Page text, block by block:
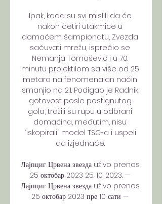
Ipak, kada su svi mislili da će
nakon četiri utakmice u
domaćem šampionatu, Zvezda
sačuvati mrežu, isprečio se
Nemanja Tomašević i u 70.
minutu projektilom sa više od 25
metara na fenomenalan način
smanjio na 2:1. Podigao je Radnik
gotovost posle postignutog
gola, tražili su rupu u odbrani
domaćina, međutim, nisu
“iskopirali” model TSC-a i uspeli
da izjednače.
Лајпциг Црвена звезда uživo prenos
25 октобар 2023 25. 10. 2023. —
Лајпциг Црвена звезда uživo prenos
25 октобар 2023 пре 10 сати —